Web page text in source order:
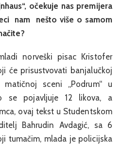
očekuje nas premijera
nam nešto više o samom
norveški pisac Kristofer
će prisustvovati banjalučkoj
sceni „Podrum“ u
se pojavljuje 12 likova, a
ovaj tekst u Studentskom
Bahrudin Avdagić, sa 6
tumačim, mlada je policijska